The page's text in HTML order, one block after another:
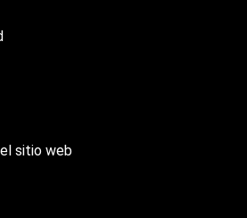
sitio web